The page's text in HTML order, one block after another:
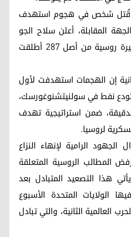
قُتل شخص في هجوم استهدف
المقابلة، أعلن سلاح الجو
الأوكراني اعتراض 279 طائرة مسيرة روسية من أصل 287 أطلقت
إن الهجمات استهدفت لأول
نفط في سولنيتشنوغورسك،
ضمن استراتيجية تهدف
لروسيا.
الرامية لإنهاء النزاع
المطالب الروسية المتعلقة
هذا التصعيد المتبادل بعد
الولايات المتحدة الأسبوع
العالمية الثانية، والتي تبادل